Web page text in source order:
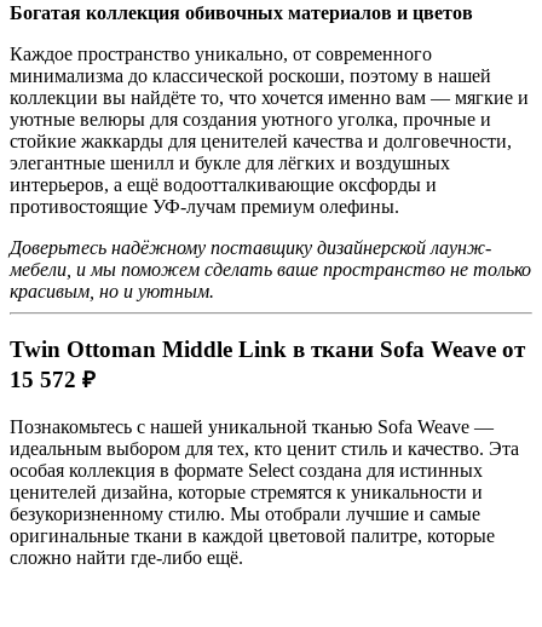
Богатая коллекция обивочных материалов и цветов
Каждое пространство уникально, от современного
минимализма до классической роскоши, поэтому в нашей
коллекции вы найдёте то, что хочется именно вам — мягкие и
уютные велюры для создания уютного уголка, прочные и
стойкие жаккарды для ценителей качества и долговечности,
элегантные шенилл и букле для лёгких и воздушных
интерьеров, а ещё водоотталкивающие оксфорды и
противостоящие УФ-лучам премиум олефины.
Доверьтесь надёжному поставщику дизайнерской лаунж-
мебели, и мы поможем сделать ваше пространство не только
красивым, но и уютным.
Twin Ottoman Middle Link в ткани Sofa Weave от
15 572 ₽
Познакомьтесь с нашей уникальной тканью Sofa Weave —
идеальным выбором для тех, кто ценит стиль и качество. Эта
особая коллекция в формате Select создана для истинных
ценителей дизайна, которые стремятся к уникальности и
безукоризненному стилю. Мы отобрали лучшие и самые
оригинальные ткани в каждой цветовой палитре, которые
сложно найти где-либо ещё.